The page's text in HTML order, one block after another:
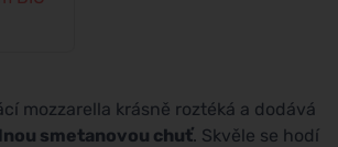
mozzarella krásně roztéká a dodává
smetanovou chuť. Skvěle se hodí